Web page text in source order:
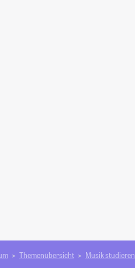
Themenübersicht Musik studieren